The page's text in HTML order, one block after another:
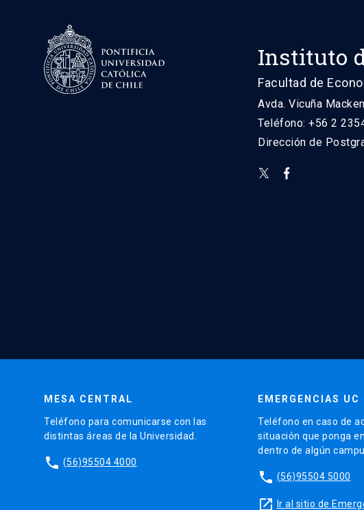
Instituto
Facultad de
Avda. Vicuña
Teléfono: +56 2
Dirección de
MESA CENTRAL
Teléfono para comunicarse con las
distintas áreas de la Universidad.
phone (56)95504 4000
EMERGENCIAS UC
Teléfono en caso de
situación que ponga
dentro de algún
phone (56)95504 5000
launch Ir al sitio de